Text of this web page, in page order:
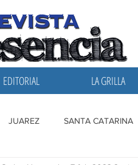
EDITORIAL LA GRILLA
JUAREZ SANTA CATARINA